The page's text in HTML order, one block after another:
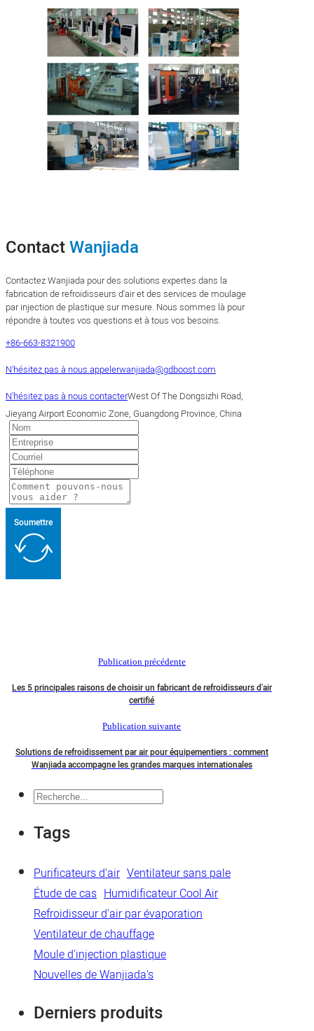
ContactWanjiada
Contactez Wanjiada pour des solutions expertes dans la
fabrication de refroidisseurs d'air et des services de moulage
par injection de plastique sur mesure. Nous sommes là pour
répondre à toutes vos questions et à tous vos besoins.
+86-663-8321900
N'hésitez pas à nous appelerwanjiada@gdboost.com
N'hésitez pas à nous contacterWest Of The Dongsizhi Road,
Jieyang Airport Economic Zone, Guangdong Province, China
Soumettre
Publication précédente
Les 5 principales raisons de choisir un fabricant de refroidisseurs d'air
certifié
Publication suivante
Solutions de refroidissement par air pour équipementiers : comment
Wanjiada accompagne les grandes marques internationales
Recherche
Tags
Purificateurs d'air Ventilateur sans pale
Étude de cas Humidificateur Cool Air
Refroidisseur d'air par évaporation
Ventilateur de chauffage
Moule d'injection plastique
Nouvelles de Wanjiada's
Derniers produits